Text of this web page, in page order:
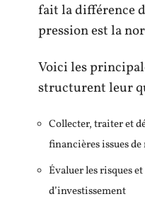
fait la différence
pression est la
Voici les
structurent leur
Collecter, traiter et
financières issues
Évaluer les risques
d’investissement